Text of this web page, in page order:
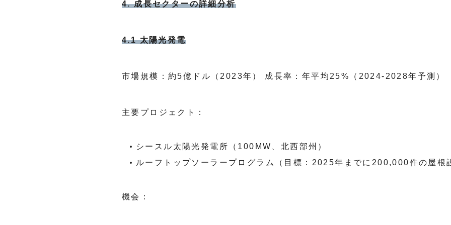
4. 成長セクターの詳細分析
4.1 太陽光発電
市場規模：約5億ドル（2023年） 成長率：年平均25%（2024-2028年予測）
主要プロジェクト：
シースル太陽光発電所（100MW、北西部州）
ルーフトップソーラープログラム（目標：2025年までに200,000件の屋根
機会：